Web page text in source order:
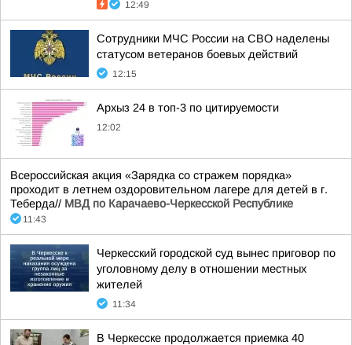
12:49
Сотрудники МЧС России на СВО наделены
статусом ветеранов боевых действий
12:15
Архыз 24 в топ-3 по цитируемости
12:02
Всероссийская акция «Зарядка со стражем порядка»
проходит в летнем оздоровительном лагере для детей в г.
Теберда// МВД по Карачаево-Черкесской Республике
11:43
Черкесский городской суд вынес приговор по
уголовному делу в отношении местных
жителей
11:34
В Черкесске продолжается приемка 40